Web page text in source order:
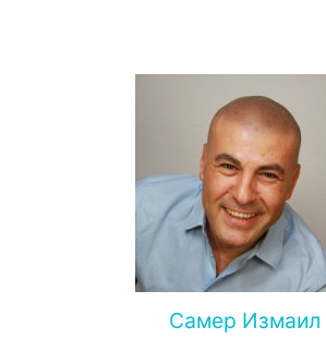
Самер Измаил